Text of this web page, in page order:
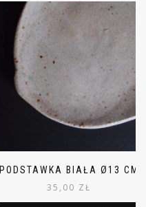
PODSTAWKA BIAŁA Ø13 CM
35,00 ZŁ